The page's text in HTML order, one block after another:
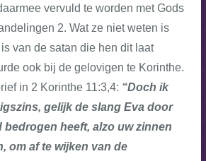
vervuld te worden met Gods
2. Wat ze niet weten is
van de satan die hen dit laat
ook bij de gelovigen te Korinthe.
in 2 Korinthe 11:3,4: “Doch ik
gelijk de slang Eva door
heeft, alzo uw zinnen
om af te wijken van de